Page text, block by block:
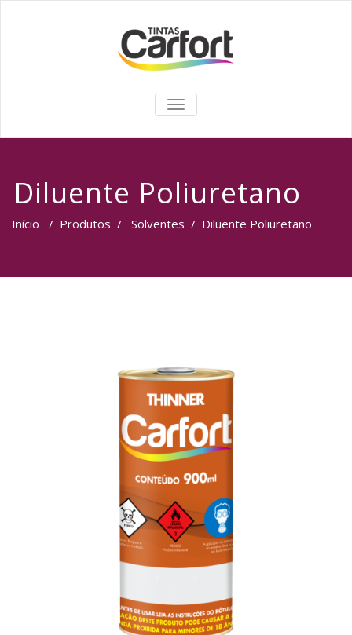
TOGGLE
Diluente Poliuretano
Início / Produtos / Solventes / Diluente Poliuretano